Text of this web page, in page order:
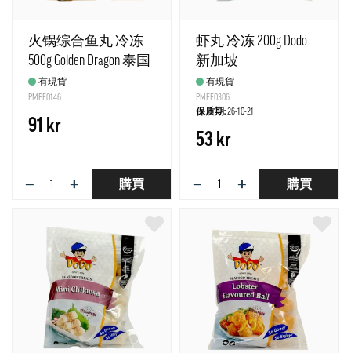
火锅综合鱼丸 冷冻
500g Golden Dragon 泰国
有現貨
PMFF0146
91 kr
− + 購買
虾丸 冷冻 200g Dodo
新加坡
有現貨
PMFF0306
保质期:26-10-21
53 kr
− + 購買